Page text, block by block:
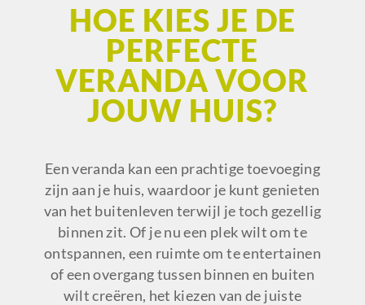
HOE KIES JE DE
PERFECTE
VERANDA VOOR
JOUW HUIS?
Een veranda kan een prachtige toevoeging
zijn aan je huis, waardoor je kunt genieten
van het buitenleven terwijl je toch gezellig
binnen zit. Of je nu een plek wilt om te
ontspannen, een ruimte om te entertainen
of een overgang tussen binnen en buiten
wilt creëren, het kiezen van de juiste